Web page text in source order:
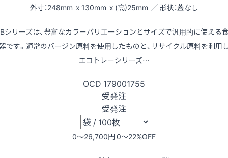
外寸：248mm x 130mm x (高)25mm ／ 形状：蓋なし
シリーズは、豊富なカラーバリエーションとサイズで汎用的に使える
です。通常のバージン原料を使用したものと、リサイクル原料を利用
エコトレーシリーズ…
OCD 179001755
受発注
受発注
0〜26,700円0〜22%OFF